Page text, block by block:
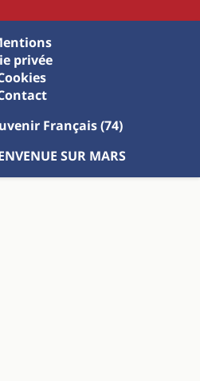
Français (74)
privée
SUR MARS